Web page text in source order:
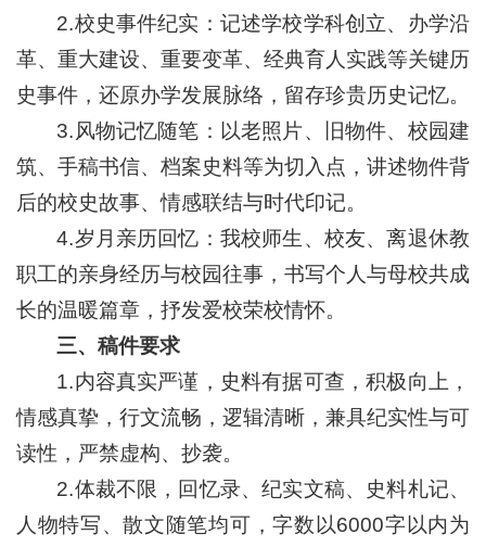
2.校史事件纪实：记述学校学科创立、办学沿
革、重大建设、重要变革、经典育人实践等关键历
史事件，还原办学发展脉络，留存珍贵历史记忆。
3.风物记忆随笔：以老照片、旧物件、校园建
筑、手稿书信、档案史料等为切入点，讲述物件背
后的校史故事、情感联结与时代印记。
4.岁月亲历回忆：我校师生、校友、离退休教
职工的亲身经历与校园往事，书写个人与母校共成
长的温暖篇章，抒发爱校荣校情怀。
三、稿件要求
1.内容真实严谨，史料有据可查，积极向上，
情感真挚，行文流畅，逻辑清晰，兼具纪实性与可
读性，严禁虚构、抄袭。
2.体裁不限，回忆录、纪实文稿、史料札记、
人物特写、散文随笔均可，字数以6000字以内为